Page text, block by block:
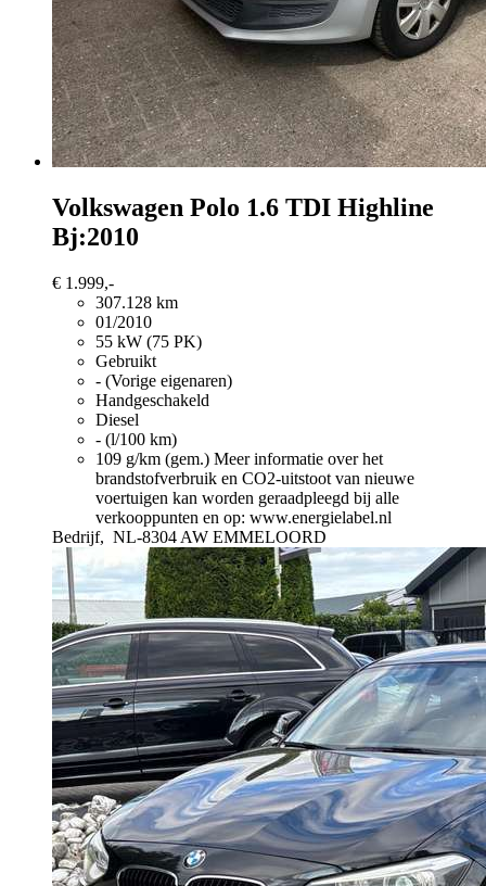
Volkswagen Polo 1.6 TDI Highline
Bj:2010
€ 1.999,-
307.128 km
01/2010
55 kW (75 PK)
Gebruikt
- (Vorige eigenaren)
Handgeschakeld
Diesel
- (l/100 km)
109 g/km (gem.) Meer informatie over het
brandstofverbruik en CO2-uitstoot van nieuwe
voertuigen kan worden geraadpleegd bij alle
verkooppunten en op: www.energielabel.nl
Bedrijf, NL-8304 AW EMMELOORD